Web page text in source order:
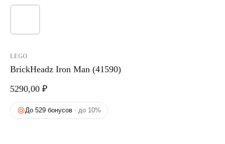
BrickHeadz Iron Man (41590)
LEGO
5290,00 ₽
До 529 бонусов · до 10%